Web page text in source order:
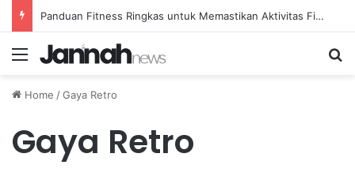
Panduan Fitness Ringkas untuk Memastikan Aktivitas Fisik Anda Tetap Konsisten
Menu
Home /Gaya Retro
Gaya Retro